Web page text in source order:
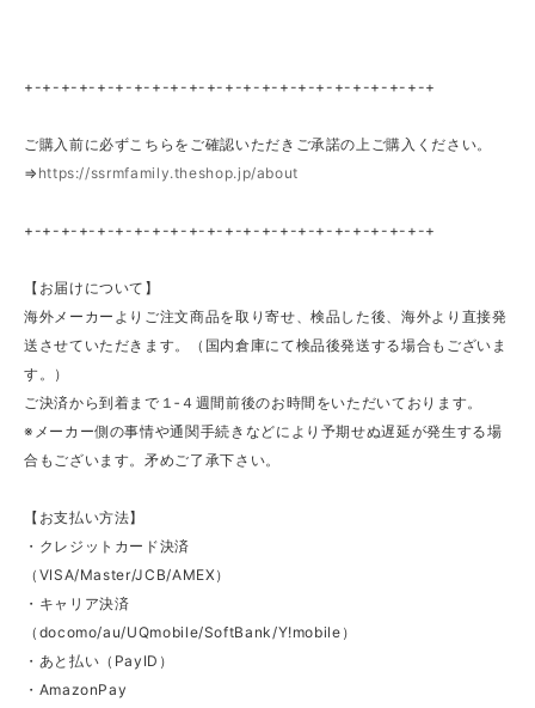
+-+-+-+-+-+-+-+-+-+-+-+-+-+-+-+-+-+-+-+-+-+-+
ご購入前に必ずこちらをご確認いただきご承諾の上ご購入ください。
⇒ https://ssrmfamily.theshop.jp/about
+-+-+-+-+-+-+-+-+-+-+-+-+-+-+-+-+-+-+-+-+-+-+
【お届けについて】
海外メーカーよりご注文商品を取り寄せ、検品した後、海外より直接発
送させていただきます。（国内倉庫にて検品後発送する場合もございま
す。）
ご決済から到着まで１‐４週間前後のお時間をいただいております。
※メーカー側の事情や通関手続きなどにより予期せぬ遅延が発生する場
合もございます。矛めご了承下さい。
【お支払い方法】
・クレジットカード決済
（VISA/Master/JCB/AMEX）
・キャリア決済
（docomo/au/UQmobile/SoftBank/Y!mobile）
・あと払い（PayID）
・AmazonPay